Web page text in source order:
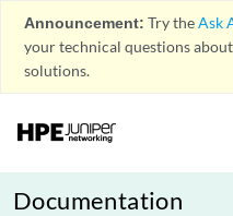
Announcement: Try theAsk
your technical questions
solutions.
Documentation